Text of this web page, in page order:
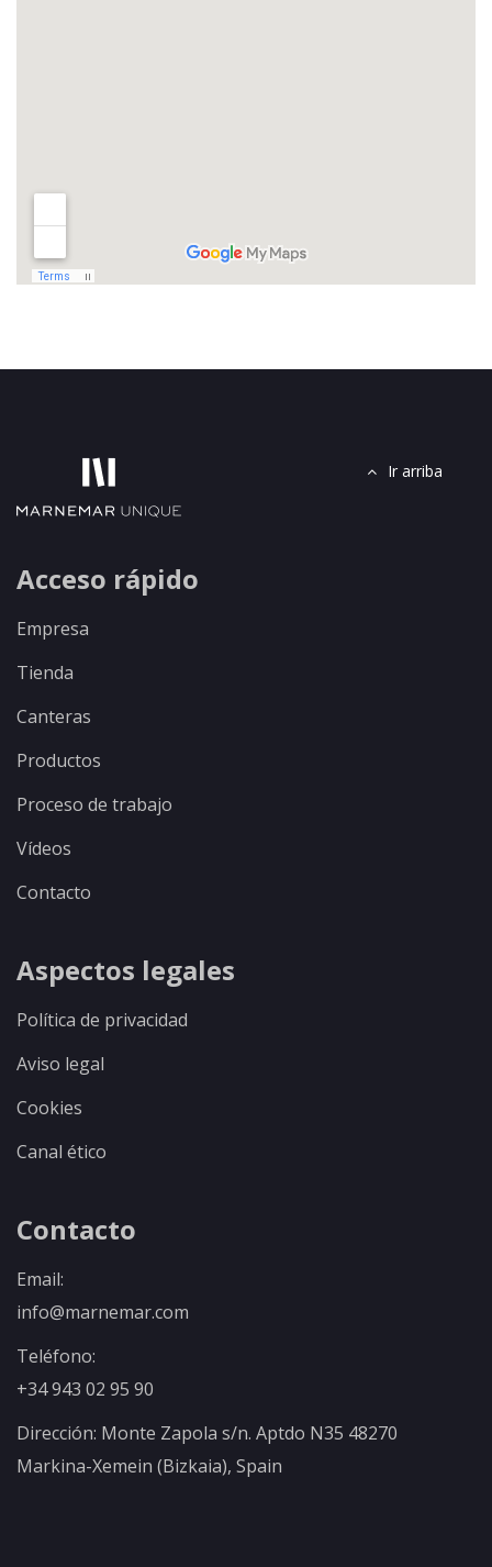
Acceso rápido
Empresa
Tienda
Canteras
Productos
Proceso de trabajo
Vídeos
Contacto
Aspectos legales
Política de privacidad
Aviso legal
Cookies
Canal ético
Contacto
Email:
info@marnemar.com
Teléfono:
+34 943 02 95 90
Dirección: Monte Zapola s/n. Aptdo N35 48270
Markina-Xemein (Bizkaia), Spain
Ir arriba